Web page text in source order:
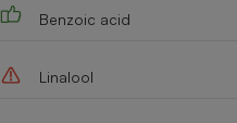
Benzoic acid
Linalool